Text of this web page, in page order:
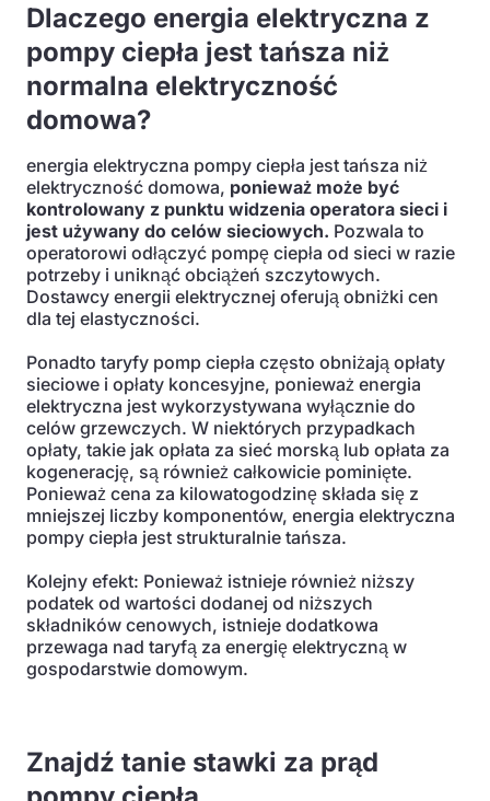
Dlaczego energia elektryczna z
pompy ciepła jest tańsza niż
normalna elektryczność
domowa?
energia elektryczna pompy ciepła jest tańsza niż
elektryczność domowa, ponieważ może być
kontrolowany z punktu widzenia operatora sieci i
jest używany do celów sieciowych. Pozwala to
operatorowi odłączyć pompę ciepła od sieci w razie
potrzeby i uniknąć obciążeń szczytowych.
Dostawcy energii elektrycznej oferują obniżki cen
dla tej elastyczności.
Ponadto taryfy pomp ciepła często obniżają opłaty
sieciowe i opłaty koncesyjne, ponieważ energia
elektryczna jest wykorzystywana wyłącznie do
celów grzewczych. W niektórych przypadkach
opłaty, takie jak opłata za sieć morską lub opłata za
kogenerację, są również całkowicie pominięte.
Ponieważ cena za kilowatogodzinę składa się z
mniejszej liczby komponentów, energia elektryczna
pompy ciepła jest strukturalnie tańsza.
Kolejny efekt: Ponieważ istnieje również niższy
podatek od wartości dodanej od niższych
składników cenowych, istnieje dodatkowa
przewaga nad taryfą za energię elektryczną w
gospodarstwie domowym.
Znajdź tanie stawki za prąd